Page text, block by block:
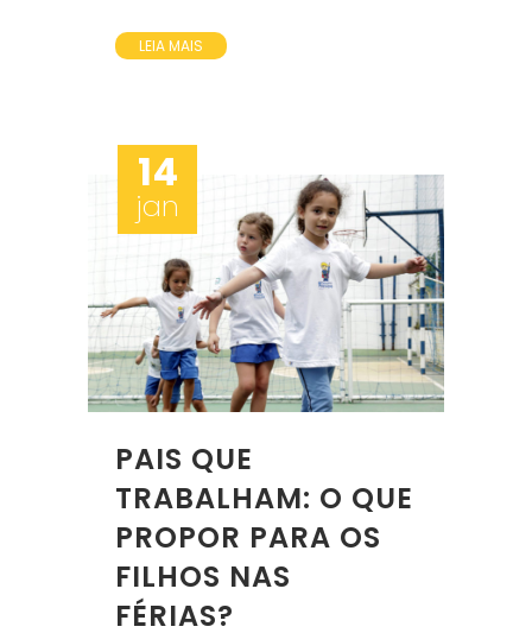
LEIA MAIS
14
jan
PAIS QUE
TRABALHAM: O QUE
PROPOR PARA OS
FILHOS NAS
FÉRIAS?